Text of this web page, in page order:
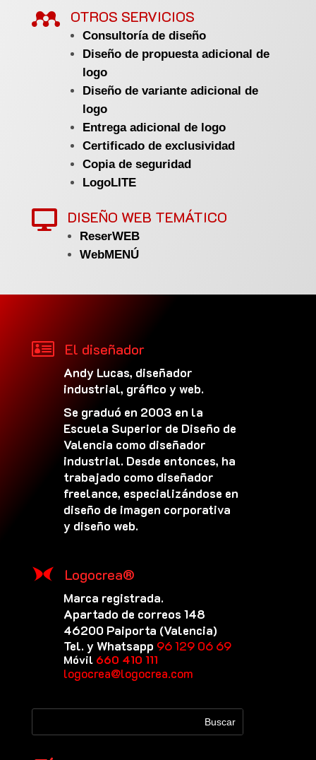
 OTROS SERVICIOS
Consultoría de diseño
Diseño de propuesta adicional de
logo
Diseño de variante adicional de
logo
Entrega adicional de logo
Certificado de exclusividad
Copia de seguridad
LogoLITE
 DISEÑO WEB TEMÁTICO
ReserWEB
WebMENÚ
 El diseñador
Andy Lucas, diseñador
industrial, gráfico y web.
Se graduó en 2003 en la
Escuela Superior de Diseño de
Valencia como diseñador
industrial. Desde entonces, ha
trabajado como diseñador
freelance, especializándose en
diseño de imagen corporativa
y diseño web.
Logocrea®
Marca registrada.
Apartado de correos 148
46200 Paiporta (Valencia)
Tel. y Whatsapp 96 129 06 69
Móvil 660 410 111
logocrea@logocrea.com